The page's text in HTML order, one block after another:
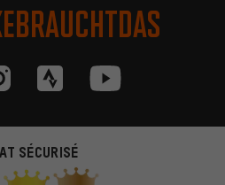
SÉCURISÉ